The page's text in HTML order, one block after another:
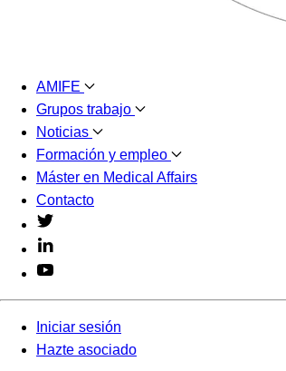
AMIFE
Grupos trabajo
Noticias
Formación y empleo
Máster en Medical Affairs
Contacto
Iniciar sesión
Hazte asociado